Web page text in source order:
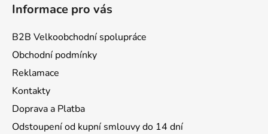
Informace pro vás
B2B Velkoobchodní spolupráce
Obchodní podmínky
Reklamace
Kontakty
Doprava a Platba
Odstoupení od kupní smlouvy do 14 dní